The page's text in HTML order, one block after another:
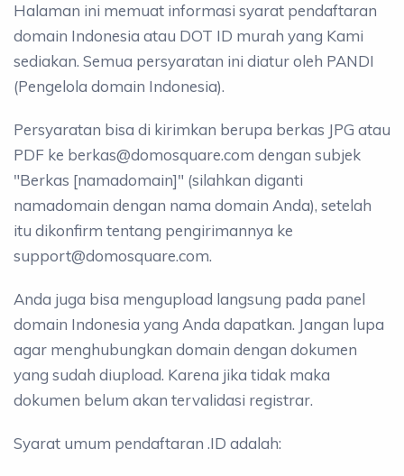
Halaman ini memuat informasi syarat pendaftaran
domain Indonesia atau DOT ID murah yang Kami
sediakan. Semua persyaratan ini diatur oleh PANDI
(Pengelola domain Indonesia).
Persyaratan bisa di kirimkan berupa berkas JPG atau
PDF ke berkas@domosquare.com dengan subjek
"Berkas [namadomain]" (silahkan diganti
namadomain dengan nama domain Anda), setelah
itu dikonfirm tentang pengirimannya ke
support@domosquare.com.
Anda juga bisa mengupload langsung pada panel
domain Indonesia yang Anda dapatkan. Jangan lupa
agar menghubungkan domain dengan dokumen
yang sudah diupload. Karena jika tidak maka
dokumen belum akan tervalidasi registrar.
Syarat umum pendaftaran .ID adalah: